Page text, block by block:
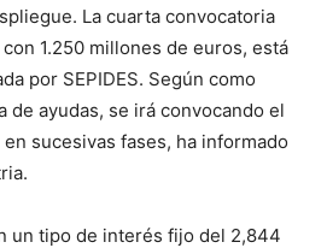
La cuarta convocatoria
1.250 millones de euros, está
por SEPIDES. Según como
de ayudas, se irá convocando el
sucesivas fases, ha informado
un tipo de interés fijo del 2,844